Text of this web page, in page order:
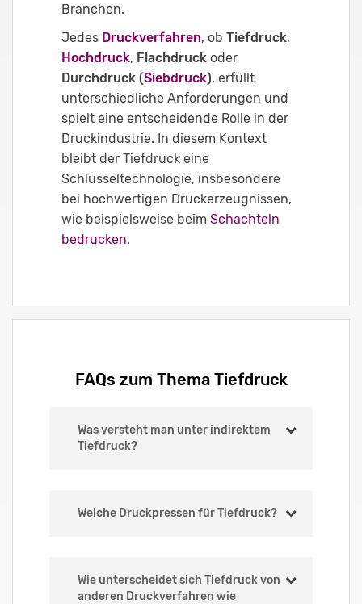
Branchen.
Jedes Druckverfahren, ob Tiefdruck,
Hochdruck, Flachdruck oder
Durchdruck (Siebdruck), erfüllt
unterschiedliche Anforderungen und
spielt eine entscheidende Rolle in der
Druckindustrie. In diesem Kontext
bleibt der Tiefdruck eine
Schlüsseltechnologie, insbesondere
bei hochwertigen Druckerzeugnissen,
wie beispielsweise beim Schachteln
bedrucken.
FAQs zum Thema Tiefdruck
Was versteht man unter indirektem
Tiefdruck?
Welche Druckpressen für Tiefdruck?
Wie unterscheidet sich Tiefdruck von
anderen Druckverfahren wie